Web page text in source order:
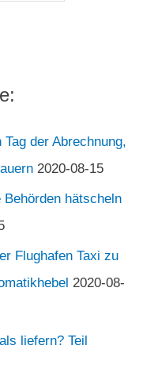
der Abrechnung,
2020-08-15
hätscheln
Flughafen Taxi zu
2020-08-
liefern? Teil